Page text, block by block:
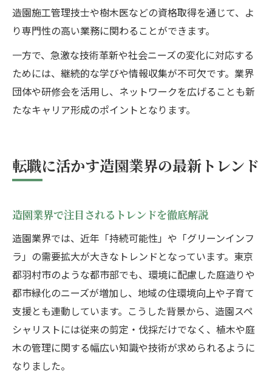
造園施工管理技士や樹木医などの資格取得を通じて、よ
り専門性の高い業務に関わることができます。
一方で、急激な技術革新や社会ニーズの変化に対応する
ためには、継続的な学びや情報収集が不可欠です。業界
団体や研修会を活用し、ネットワークを広げることも新
たなキャリア形成のポイントとなります。
転職に活かす造園業界の最新トレンド
造園業界で注目されるトレンドを徹底解説
造園業界では、近年「持続可能性」や「グリーンインフ
ラ」の需要拡大が大きなトレンドとなっています。東京
都羽村市のような都市部でも、環境に配慮した庭造りや
都市緑化のニーズが増加し、地域の住環境向上や子育て
支援とも連動しています。こうした背景から、造園スペ
シャリストには従来の剪定・伐採だけでなく、植木や庭
木の管理に関する幅広い知識や技術が求められるように
なりました。